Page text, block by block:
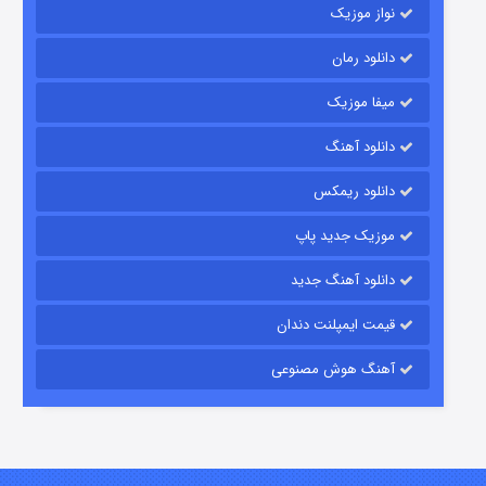
قسمت۲ (دوبله) منتشر شد
نواز موزیک
دانلود رمان
میفا موزیک
دانلود آهنگ
دانلود ریمکس
موزیک جدید پاپ
دانلود آهنگ جدید
قیمت ایمپلنت دندان
آهنگ هوش مصنوعی